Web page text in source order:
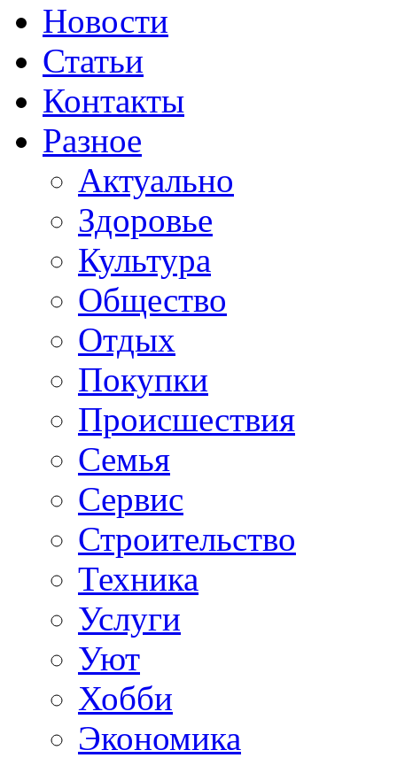
Новости
Статьи
Контакты
Разное
Актуально
Здоровье
Культура
Общество
Отдых
Покупки
Происшествия
Семья
Сервис
Строительство
Техника
Услуги
Уют
Хобби
Экономика